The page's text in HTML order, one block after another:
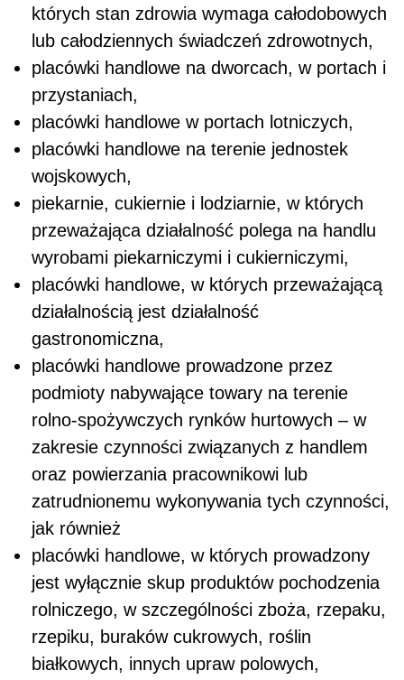
których stan zdrowia wymaga całodobowych
lub całodziennych świadczeń zdrowotnych,
placówki handlowe na dworcach, w portach i
przystaniach,
placówki handlowe w portach lotniczych,
placówki handlowe na terenie jednostek
wojskowych,
piekarnie, cukiernie i lodziarnie, w których
przeważająca działalność polega na handlu
wyrobami piekarniczymi i cukierniczymi,
placówki handlowe, w których przeważającą
działalnością jest działalność
gastronomiczna,
placówki handlowe prowadzone przez
podmioty nabywające towary na terenie
rolno-spożywczych rynków hurtowych – w
zakresie czynności związanych z handlem
oraz powierzania pracownikowi lub
zatrudnionemu wykonywania tych czynności,
jak również
placówki handlowe, w których prowadzony
jest wyłącznie skup produktów pochodzenia
rolniczego, w szczególności zboża, rzepaku,
rzepiku, buraków cukrowych, roślin
białkowych, innych upraw polowych,